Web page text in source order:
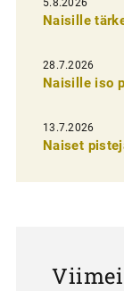
i
e
n
s
e
l
Naisille
28.7.2026
Naisille iso
13.7.2026
Naiset